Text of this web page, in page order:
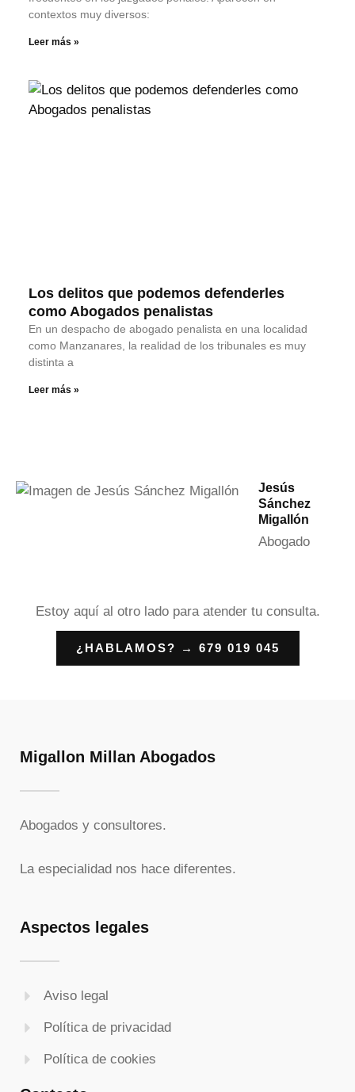
contextos muy diversos:
Leer más »
Los delitos que podemos defenderles
como Abogados penalistas
En un despacho de abogado penalista en una localidad
como Manzanares, la realidad de los tribunales es muy
distinta a
Leer más »
Jesús
Sánchez
Migallón
Abogado
Estoy aquí al otro lado para atender tu consulta.
¿HABLAMOS? → 679 019 045
Migallon Millan Abogados
Abogados y consultores.
La especialidad nos hace diferentes.
Aspectos legales
Aviso legal
Política de privacidad
Política de cookies